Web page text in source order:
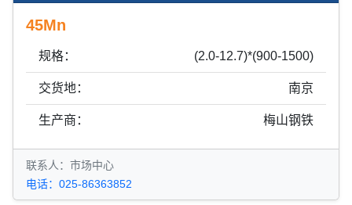
45Mn
规格： (2.0-12.7)*(900-1500)
交货地： 南京
生产商： 梅山钢铁
联系人：市场中心
电话：025-86363852